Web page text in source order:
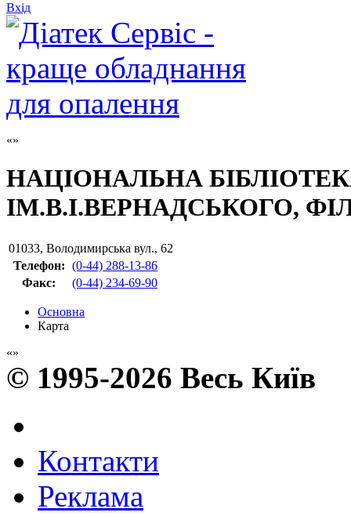
Вхід
НАЦІОНАЛЬНА
ІМ.В.І.ВЕРНАДСЬКОГО,
01033, Володимирська вул., 62
Телефон: (0-44) 288-13-86
Факс: (0-44) 234-69-90
Основна
Карта
© 1995-2026 Весь Київ
Контакти
Реклама